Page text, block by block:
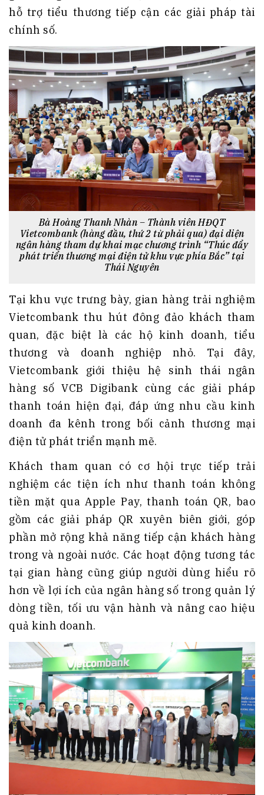
hỗ trợ tiểu thương tiếp cận các giải pháp tài
chính số.
Bà Hoàng Thanh Nhàn – Thành viên HĐQT
Vietcombank (hàng đầu, thứ 2 từ phải qua) đại diện
ngân hàng tham dự khai mạc chương trình “Thúc đẩy
phát triển thương mại điện tử khu vực phía Bắc” tại
Thái Nguyên
Tại khu vực trưng bày, gian hàng trải nghiệm
Vietcombank thu hút đông đảo khách tham
quan, đặc biệt là các hộ kinh doanh, tiểu
thương và doanh nghiệp nhỏ. Tại đây,
Vietcombank giới thiệu hệ sinh thái ngân
hàng số VCB Digibank cùng các giải pháp
thanh toán hiện đại, đáp ứng nhu cầu kinh
doanh đa kênh trong bối cảnh thương mại
điện tử phát triển mạnh mẽ.
Khách tham quan có cơ hội trực tiếp trải
nghiệm các tiện ích như thanh toán không
tiền mặt qua Apple Pay, thanh toán QR, bao
gồm các giải pháp QR xuyên biên giới, góp
phần mở rộng khả năng tiếp cận khách hàng
trong và ngoài nước. Các hoạt động tương tác
tại gian hàng cũng giúp người dùng hiểu rõ
hơn về lợi ích của ngân hàng số trong quản lý
dòng tiền, tối ưu vận hành và nâng cao hiệu
quả kinh doanh.